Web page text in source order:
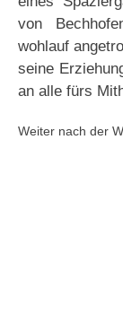
von
wohlauf
seine
an alle fürs
Weiter nach der